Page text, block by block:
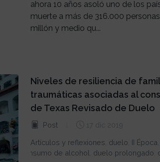
ahora 10 años asoló uno de los
muerte a más de 316.000
millón y medio qu...
Niveles de resiliencia de
traumáticas asociadas al
de Texas Revisado de Duelo
Post 17 dic 2019
Artículos y reflexiones duelo II Época
consumo de alcohol duelo prolongado